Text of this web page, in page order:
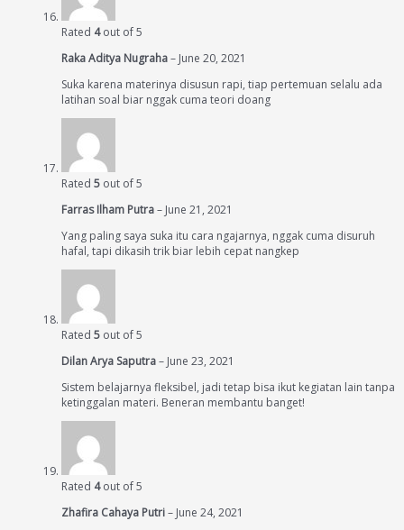
Rated 4out of 5
Raka Aditya Nugraha– June 20, 2021
Suka karena materinya disusun rapi, tiap pertemuan selalu ada
latihan soal biar nggak cuma teori doang
Rated 5 out of 5
Farras Ilham Putra– June 21, 2021
Yang paling saya suka itu cara ngajarnya, nggak cuma disuruh
hafal, tapi dikasih trik biar lebih cepat nangkep
Rated 5 out of 5
Dilan Arya Saputra– June 23, 2021
Sistem belajarnya fleksibel, jadi tetap bisa ikut kegiatan lain tanpa
ketinggalan materi. Beneran membantu banget!
Rated 4out of 5
Zhafira Cahaya Putri– June 24, 2021